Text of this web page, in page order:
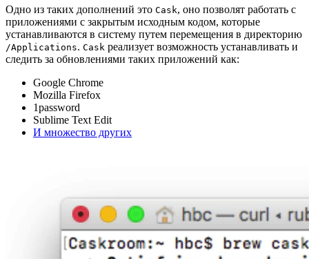
Одно из таких дополнений это Cask, оно позволят работать с
приложениями с закрытым исходным кодом, которые
устанавливаются в систему путем перемещения в директорию
/Applications. Cask реализует возможность устанавливать и
следить за обновлениями таких приложений как:
Google Chrome
Mozilla Firefox
1password
Sublime Text Edit
И множество других